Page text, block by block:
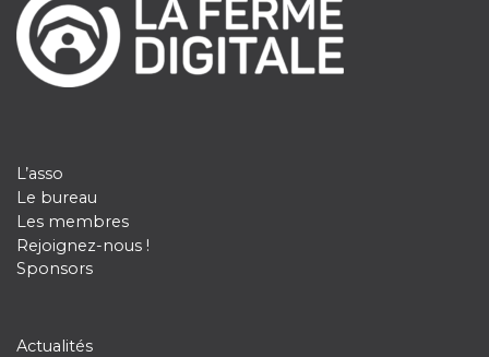
L’asso
Le bureau
Les membres
Rejoignez-nous !
Sponsors
Actualités